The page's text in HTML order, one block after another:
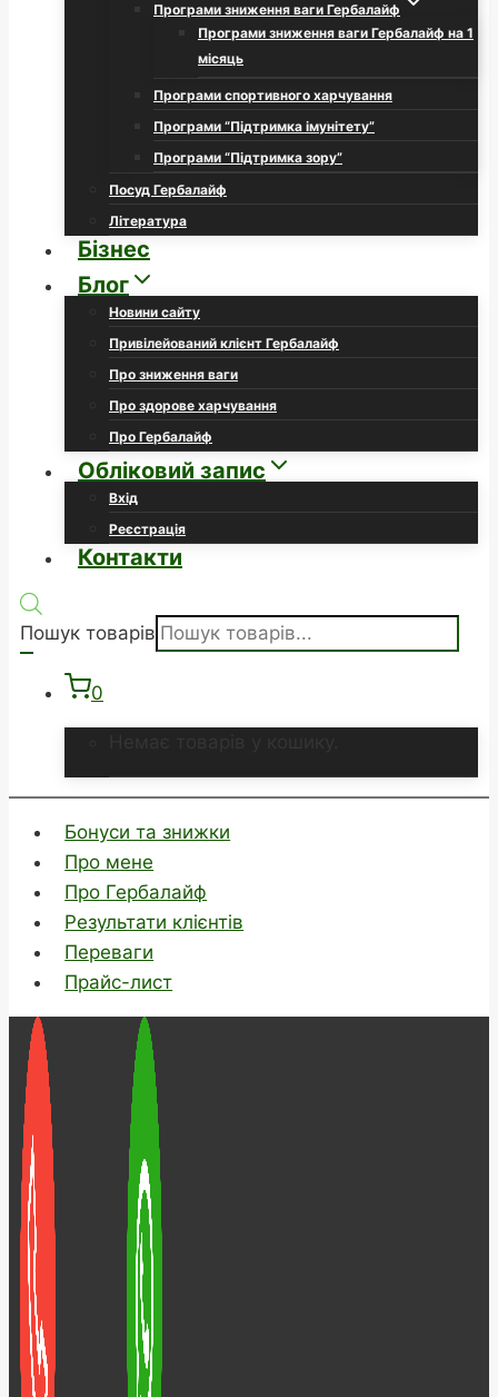
Програми зниження ваги Гербалайф
Програми зниження ваги Гербалайф на 1
місяць
Програми спортивного харчування
Програми “Підтримка імунітету”
Програми “Підтримка зору”
Посуд Гербалайф
Література
Бізнес
Блог
Новини сайту
Привілейований клієнт Гербалайф
Про зниження ваги
Про здорове харчування
Про Гербалайф
Обліковий запис
Вхід
Реєстрація
Контакти
Пошук товарів
0
Бонуси та знижки
Про мене
Про Гербалайф
Результати клієнтів
Переваги
Прайс-лист